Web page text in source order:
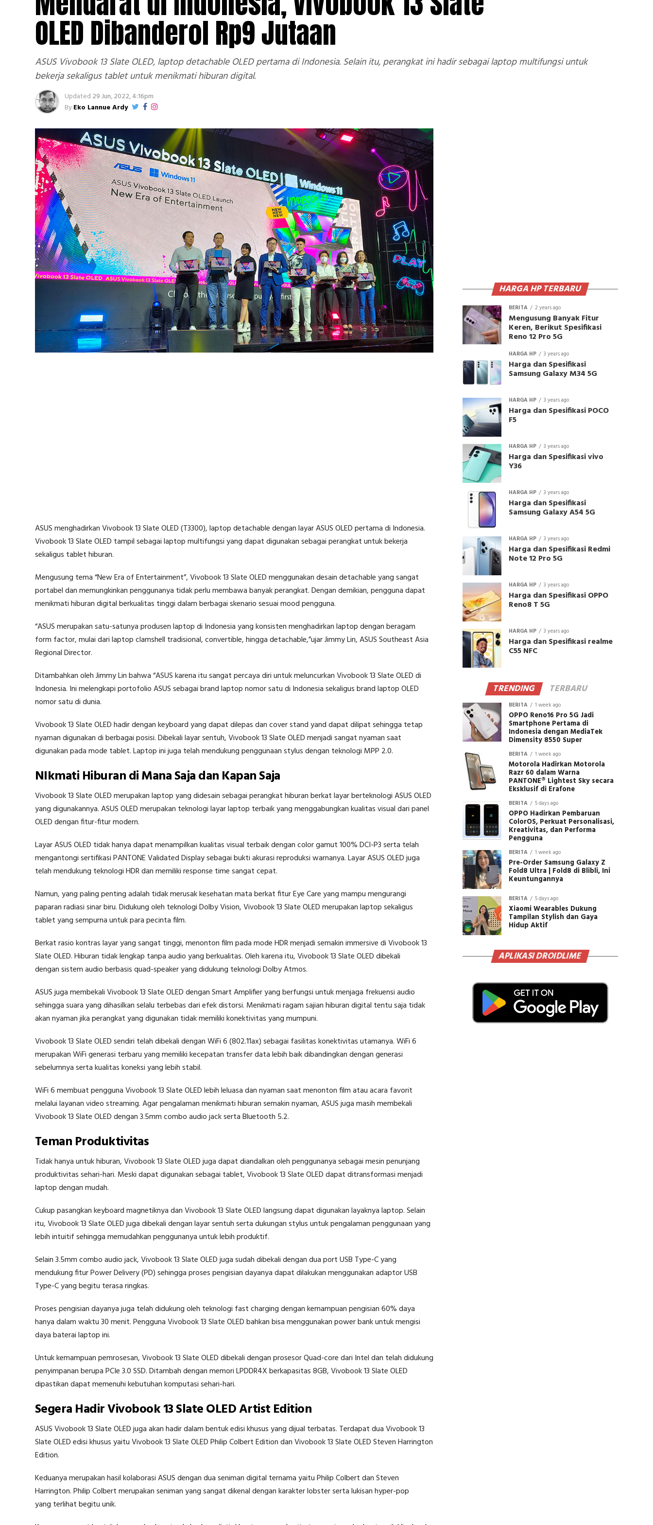
OLED Dibanderol Rp9 Jutaan
ASUS Vivobook 13 Slate OLED, laptop detachable OLED pertama di Indonesia. Selain itu, perangkat ini hadir sebagai laptop multifungsi untuk
bekerja sekaligus tablet untuk menikmati hiburan digital.
Updated 29 Jun, 2022, 4:16pm
ByEko Lannue Ardy
ASUS menghadirkan Vivobook 13 Slate OLED (T3300), laptop detachable dengan layar ASUS OLED pertama di Indonesia.
Vivobook 13 Slate OLED tampil sebagai laptop multifungsi yang dapat digunakan sebagai perangkat untuk bekerja
sekaligus tablet hiburan.
Mengusung tema “New Era of Entertainment”, Vivobook 13 Slate OLED menggunakan desain detachable yang sangat
portabel dan memungkinkan penggunanya tidak perlu membawa banyak perangkat. Dengan demikian, pengguna dapat
menikmati hiburan digital berkualitas tinggi dalam berbagai skenario sesuai mood pengguna.
“ASUS merupakan satu-satunya produsen laptop di Indonesia yang konsisten menghadirkan laptop dengan beragam
form factor, mulai dari laptop clamshell tradisional, convertible, hingga detachable,”ujar Jimmy Lin, ASUS Southeast Asia
Regional Director.
Ditambahkan oleh Jimmy Lin bahwa “ASUS karena itu sangat percaya diri untuk meluncurkan Vivobook 13 Slate OLED di
Indonesia. Ini melengkapi portofolio ASUS sebagai brand laptop nomor satu di Indonesia sekaligus brand laptop OLED
nomor satu di dunia.
Vivobook 13 Slate OLED hadir dengan keyboard yang dapat dilepas dan cover stand yand dapat dilipat sehingga tetap
nyaman digunakan di berbagai posisi. Dibekali layar sentuh, Vivobook 13 Slate OLED menjadi sangat nyaman saat
digunakan pada mode tablet. Laptop ini juga telah mendukung penggunaan stylus dengan teknologi MPP 2.0.
NIkmati Hiburan di Mana Saja dan Kapan Saja
Vivobook 13 Slate OLED merupakan laptop yang didesain sebagai perangkat hiburan berkat layar berteknologi ASUS OLED
yang digunakannya. ASUS OLED merupakan teknologi layar laptop terbaik yang menggabungkan kualitas visual dari panel
OLED dengan fitur-fitur modern.
Layar ASUS OLED tidak hanya dapat menampilkan kualitas visual terbaik dengan color gamut 100% DCI-P3 serta telah
mengantongi sertifikasi PANTONE Validated Display sebagai bukti akurasi reproduksi warnanya. Layar ASUS OLED juga
telah mendukung teknologi HDR dan memiliki response time sangat cepat.
Namun, yang paling penting adalah tidak merusak kesehatan mata berkat fitur Eye Care yang mampu mengurangi
paparan radiasi sinar biru. Didukung oleh teknologi Dolby Vision, Vivobook 13 Slate OLED merupakan laptop sekaligus
tablet yang sempurna untuk para pecinta film.
Berkat rasio kontras layar yang sangat tinggi, menonton film pada mode HDR menjadi semakin immersive di Vivobook 13
Slate OLED. Hiburan tidak lengkap tanpa audio yang berkualitas. Oleh karena itu, Vivobook 13 Slate OLED dibekali
dengan sistem audio berbasis quad-speaker yang didukung teknologi Dolby Atmos.
ASUS juga membekali Vivobook 13 Slate OLED dengan Smart Amplifier yang berfungsi untuk menjaga frekuensi audio
sehingga suara yang dihasilkan selalu terbebas dari efek distorsi. Menikmati ragam sajian hiburan digital tentu saja tidak
akan nyaman jika perangkat yang digunakan tidak memiliki konektivitas yang mumpuni.
Vivobook 13 Slate OLED sendiri telah dibekali dengan WiFi 6 (802.11ax) sebagai fasilitas konektivitas utamanya. WiFi 6
merupakan WiFi generasi terbaru yang memiliki kecepatan transfer data lebih baik dibandingkan dengan generasi
sebelumnya serta kualitas koneksi yang lebih stabil.
WiFi 6 membuat pengguna Vivobook 13 Slate OLED lebih leluasa dan nyaman saat menonton film atau acara favorit
melalui layanan video streaming. Agar pengalaman menikmati hiburan semakin nyaman, ASUS juga masih membekali
Vivobook 13 Slate OLED dengan 3.5mm combo audio jack serta Bluetooth 5.2.
Teman Produktivitas
Tidak hanya untuk hiburan, Vivobook 13 Slate OLED juga dapat diandalkan oleh penggunanya sebagai mesin penunjang
produktivitas sehari-hari. Meski dapat digunakan sebagai tablet, Vivobook 13 Slate OLED dapat ditransformasi menjadi
laptop dengan mudah.
Cukup pasangkan keyboard magnetiknya dan Vivobook 13 Slate OLED langsung dapat digunakan layaknya laptop. Selain
itu, Vivobook 13 Slate OLED juga dibekali dengan layar sentuh serta dukungan stylus untuk pengalaman penggunaan yang
lebih intuitif sehingga memudahkan penggunanya untuk lebih produktif.
Selain 3.5mm combo audio jack, Vivobook 13 Slate OLED juga sudah dibekali dengan dua port USB Type-C yang
mendukung fitur Power Delivery (PD) sehingga proses pengisian dayanya dapat dilakukan menggunakan adaptor USB
Type-C yang begitu terasa ringkas.
Proses pengisian dayanya juga telah didukung oleh teknologi fast charging dengan kemampuan pengisian 60% daya
hanya dalam waktu 30 menit. Pengguna Vivobook 13 Slate OLED bahkan bisa menggunakan power bank untuk mengisi
daya baterai laptop ini.
Untuk kemampuan pemrosesan, Vivobook 13 Slate OLED dibekali dengan prosesor Quad-core dari Intel dan telah didukung
penyimpanan berupa PCIe 3.0 SSD. Ditambah dengan memori LPDDR4X berkapasitas 8GB, Vivobook 13 Slate OLED
dipastikan dapat memenuhi kebutuhan komputasi sehari-hari.
Segera Hadir Vivobook 13 Slate OLED Artist Edition
ASUS Vivobook 13 Slate OLED juga akan hadir dalam bentuk edisi khusus yang dijual terbatas. Terdapat dua Vivobook 13
Slate OLED edisi khusus yaitu Vivobook 13 Slate OLED Philip Colbert Edition dan Vivobook 13 Slate OLED Steven Harrington
Edition.
Keduanya merupakan hasil kolaborasi ASUS dengan dua seniman digital ternama yaitu Philip Colbert dan Steven
Harrington. Philip Colbert merupakan seniman yang sangat dikenal dengan karakter lobster serta lukisan hyper-pop
yang terlihat begitu unik.
HARGA HP TERBARU
BERITA 2 years ago
Mengusung Banyak Fitur
Keren, Berikut Spesifikasi
Reno 12 Pro 5G
HARGA HP 3 years ago
Harga dan Spesifikasi
Samsung Galaxy M34 5G
HARGA HP 3 years ago
Harga dan Spesifikasi POCO
F5
HARGA HP 3 years ago
Harga dan Spesifikasi vivo
Y36
HARGA HP 3 years ago
Harga dan Spesifikasi
Samsung Galaxy A54 5G
HARGA HP 3 years ago
Harga dan Spesifikasi Redmi
Note 12 Pro 5G
HARGA HP 3 years ago
Harga dan Spesifikasi OPPO
Reno8 T 5G
HARGA HP 3 years ago
Harga dan Spesifikasi realme
C55 NFC
TRENDING TERBARU
BERITA 1 week ago
OPPO Reno16 Pro 5G Jadi
Smartphone Pertama di
Indonesia dengan MediaTek
Dimensity 8550 Super
BERITA 1 week ago
Motorola Hadirkan Motorola
Razr 60 dalam Warna
PANTONE® Lightest Sky secara
Eksklusif di Erafone
BERITA 5 days ago
OPPO Hadirkan Pembaruan
ColorOS, Perkuat Personalisasi,
Kreativitas, dan Performa
Pengguna
BERITA 1 week ago
Pre-Order Samsung Galaxy Z
Fold8 Ultra | Fold8 di Blibli, Ini
Keuntungannya
BERITA 5 days ago
Xiaomi Wearables Dukung
Tampilan Stylish dan Gaya
Hidup Aktif
APLIKASI DROIDLIME